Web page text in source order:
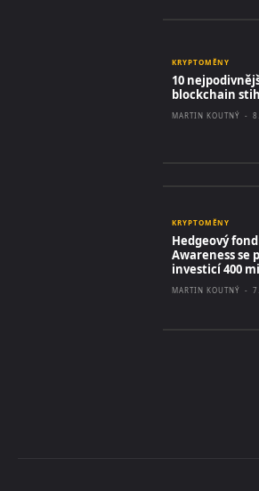
KRYPTOMĚNY
10
blockchain
MARTIN KOUTNÝ -
KRYPTOMĚNY
Hedgeový
Awareness se
investicí 400
MARTIN KOUTNÝ -